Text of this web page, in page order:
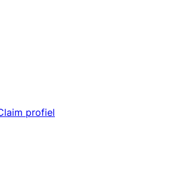
profiel